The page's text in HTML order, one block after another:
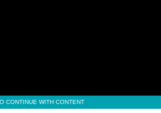
CONTINUE WITH CONTENT